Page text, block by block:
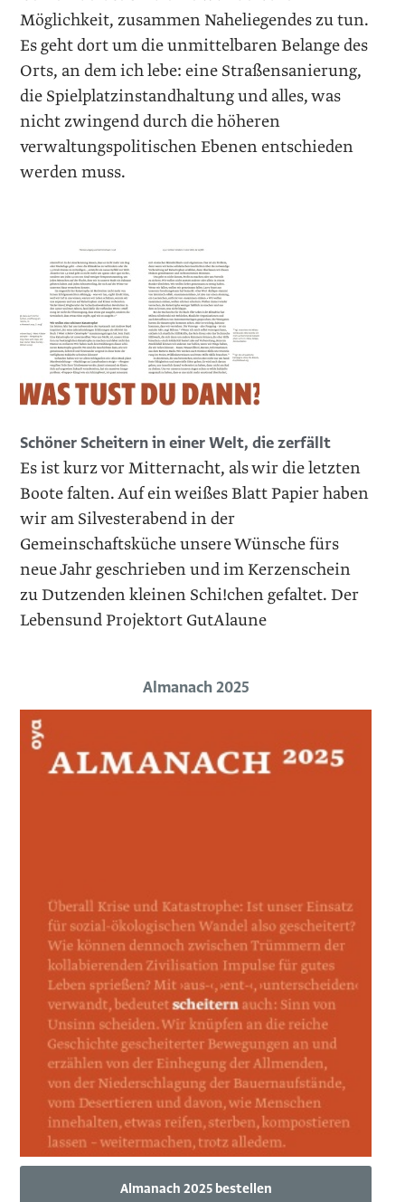
Möglichkeit, zusammen Naheliegendes zu tun.
Es geht dort um die unmittelbaren Belange des
Orts, an dem ich lebe: eine Straßensanierung,
die Spielplatzinstandhaltung und alles, was
nicht zwingend durch die höheren
verwaltungspolitischen Ebenen entschieden
werden muss.
Schöner Scheitern in einer Welt, die zerfällt
Es ist kurz vor Mitternacht, als wir die letzten
Boote falten. Auf ein weißes Blatt Papier haben
wir am Silvesterabend in der
Gemeinschaftsküche unsere Wünsche fürs
neue Jahr geschrieben und im Kerzenschein
zu Dutzenden kleinen Schi!chen gefaltet. Der
Lebensund Projektort GutAlaune
Almanach 2025
Almanach 2025 bestellen